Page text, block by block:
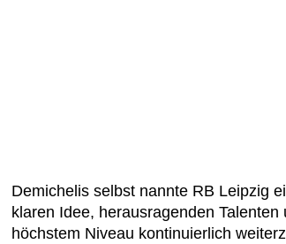
Demichelis selbst nannte RB Leipzig
klaren Idee, herausragenden
höchstem Niveau kontinuierlich